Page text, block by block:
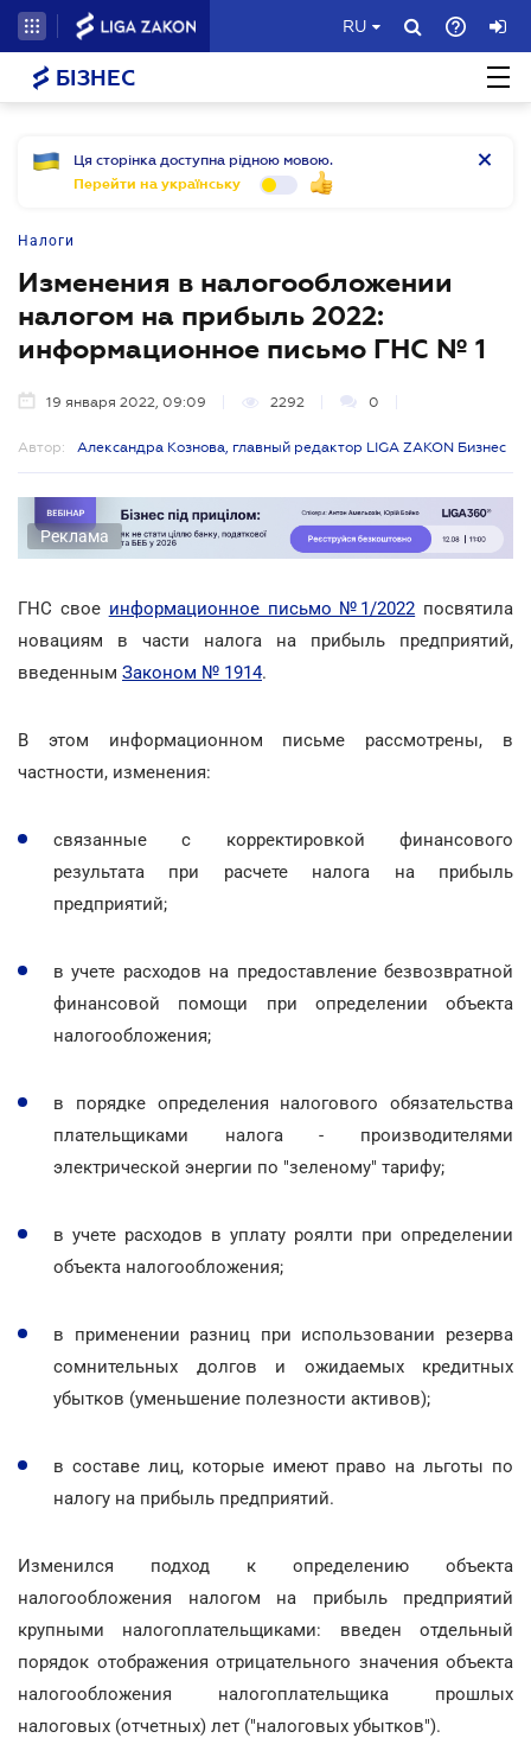
RU
БІЗНЕС
Ця сторінка доступна рідною мовою.
Перейти на українську
Налоги
Изменения в налогообложении
налогом на прибыль 2022:
информационное письмо ГНС № 1
19 января 2022, 09:09 2292 0
Автор: Александра Кознова, главный редактор LIGA ZAKON Бизнес
Реклама
ГНС свое информационное письмо №1/2022 посвятила
новациям в части налога на прибыль предприятий,
введенным Законом № 1914.
В этом информационном письме рассмотрены, в
частности, изменения:
связанные с корректировкой финансового
результата при расчете налога на прибыль
предприятий;
в учете расходов на предоставление безвозвратной
финансовой помощи при определении объекта
налогообложения;
в порядке определения налогового обязательства
плательщиками налога - производителями
электрической энергии по "зеленому" тарифу;
в учете расходов в уплату роялти при определении
объекта налогообложения;
в применении разниц при использовании резерва
сомнительных долгов и ожидаемых кредитных
убытков (уменьшение полезности активов);
в составе лиц, которые имеют право на льготы по
налогу на прибыль предприятий.
Изменился подход к определению объекта
налогообложения налогом на прибыль предприятий
крупными налогоплательщиками: введен отдельный
порядок отображения отрицательного значения объекта
налогообложения налогоплательщика прошлых
налоговых (отчетных) лет ("налоговых убытков").